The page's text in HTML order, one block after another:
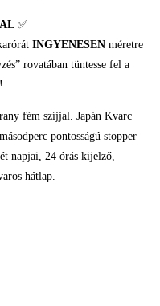
✅
INGYENESEN méretre
rovatában tüntesse fel a
fém szíjjal. Japán Kvarc
pontosságú stopper
napjai, 24 órás kijelző,
hátlap.